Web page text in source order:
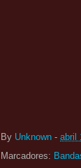
By Unknown - abril
Marcadores: